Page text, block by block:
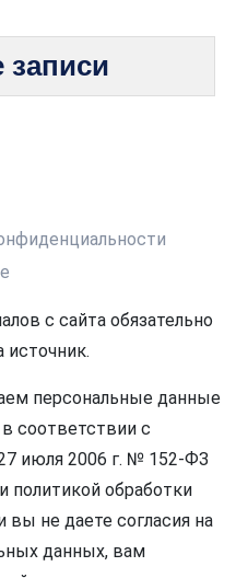
записи
с сайта обязательно
источник.
персональные данные
соответствии с
июля 2006 г. № 152-ФЗ
политикой обработки
вы не даете согласия на
данных, вам